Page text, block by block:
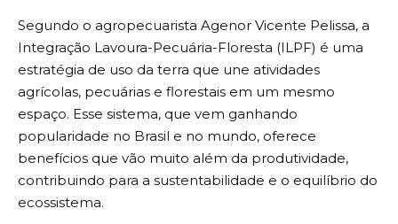
Segundo o agropecuarista Agenor Vicente Pelissa, a
Integração Lavoura-Pecuária-Floresta (ILPF) é uma
estratégia de uso da terra que une atividades
agrícolas, pecuárias e florestais em um mesmo
espaço. Esse sistema, que vem ganhando
popularidade no Brasil e no mundo, oferece
benefícios que vão muito além da produtividade,
contribuindo para a sustentabilidade e o equilíbrio do
ecossistema.